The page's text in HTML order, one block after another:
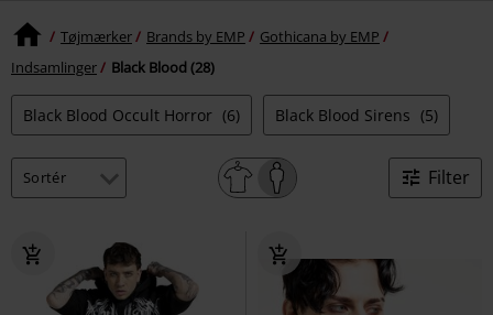
Tøjmærker Brands by EMP
Gothicana by EMP
Indsamlinger
Black Blood (28)
Black Blood Occult Horror (6) Black Blood Sirens (5)
Filter